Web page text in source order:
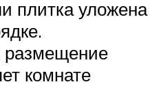
плитка уложена
размещение
комнате